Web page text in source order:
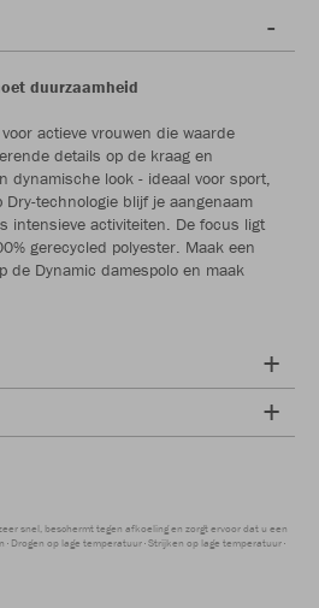
duurzaamheid
actieve vrouwen die waarde
details op de kraag en
dynamische look - ideaal voor sport,
technologie blijf je aangenaam
intensieve activiteiten. De focus ligt
gerecycled polyester. Maak een
de Dynamic damespolo en maak
snel, beschermt tegen afkoeling en zorgt ervoor dat u een
Drogen op lage temperatuur Strijken op lage temperatuur